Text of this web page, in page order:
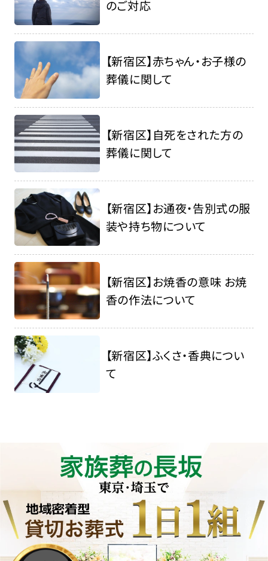
のご対応
【新宿区】赤ちゃん・お子様の
葬儀に関して
【新宿区】自死をされた方の
葬儀に関して
【新宿区】お通夜・告別式の服
装や持ち物について
【新宿区】お焼香の意味 お焼
香の作法について
【新宿区】ふくさ・香典につい
て